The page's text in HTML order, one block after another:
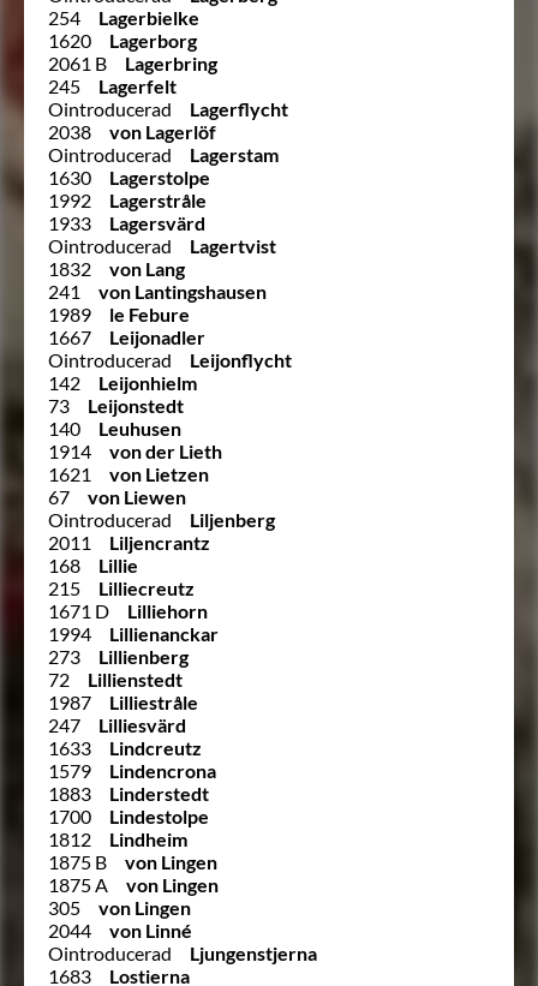
254
Lagerbielke
1620
Lagerborg
2061 B
Lagerbring
245
Lagerfelt
Ointroducerad
Lagerflycht
2038
von Lagerlöf
Ointroducerad
Lagerstam
1630
Lagerstolpe
1992
Lagerstråle
1933
Lagersvärd
Ointroducerad
Lagertvist
1832
von Lang
241
von Lantingshausen
1989
le Febure
1667
Leijonadler
Ointroducerad
Leijonflycht
142
Leijonhielm
73
Leijonstedt
140
Leuhusen
1914
von der Lieth
1621
von Lietzen
67
von Liewen
Ointroducerad
Liljenberg
2011
Liljencrantz
168
Lillie
215
Lilliecreutz
1671 D
Lilliehorn
1994
Lillienanckar
273
Lillienberg
72
Lillienstedt
1987
Lilliestråle
247
Lilliesvärd
1633
Lindcreutz
1579
Lindencrona
1883
Linderstedt
1700
Lindestolpe
1812
Lindheim
1875 B
von Lingen
1875 A
von Lingen
305
von Lingen
2044
von Linné
Ointroducerad
Ljungenstjerna
1683
Lostierna